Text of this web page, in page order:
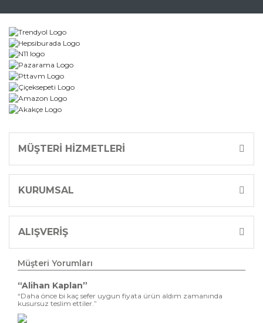
MÜŞTERİ HİZMETLERİ
KURUMSAL
ALIŞVERİŞ
Müşteri Yorumları
“Alihan Kaplan”
“Daha önce bi kaç sefer uygun fiyata ürün aldım zamanında
kusursuz teslim ettiler.”